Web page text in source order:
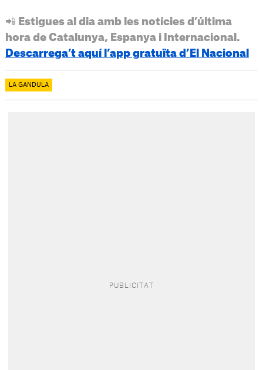
📲 Estigues al dia amb les notícies d’última
hora de Catalunya, Espanya i Internacional.
Descarrega’t aquí l’app gratuïta d’El Nacional
LA GANDULA